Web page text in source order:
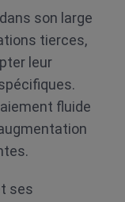
son large
tierces,
leur
fluide
ses